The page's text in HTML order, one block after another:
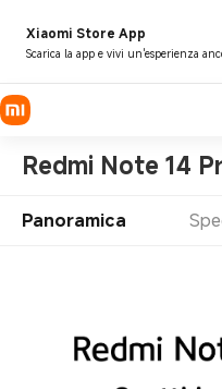
Xiaomi Store App
Scarica la app e vivi un'esperienza
Redmi Note 14
Panoramica